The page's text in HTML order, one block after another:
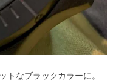
トなブラックカラーに。